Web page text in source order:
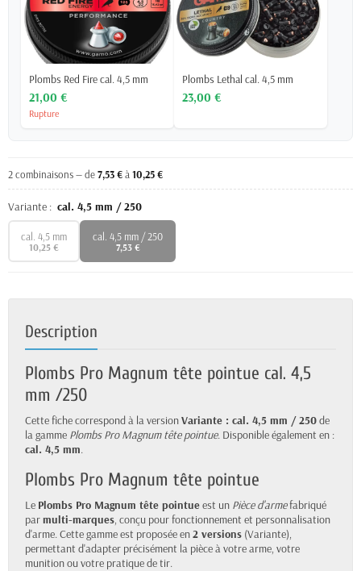
Plombs Red Fire cal. 4,5 mm
21,00 €
Rupture
Plombs Lethal cal. 4,5 mm
23,00 €
2 combinaisons — de7,53 €à 10,25 €
Variante : cal. 4,5 mm / 250
cal. 4,5 mm
10,25 €
cal. 4,5 mm / 250
7,53 €
Description
Plombs Pro Magnum tête pointue cal. 4,5
mm /250
Cette fiche correspond à la versionVariante : cal. 4,5 mm / 250de
la gamme Plombs Pro Magnum tête pointue. Disponible également en :
cal. 4,5 mm.
Plombs Pro Magnum tête pointue
Le Plombs Pro Magnum tête pointueest un Pièce d'armefabriqué
parmulti-marques, conçu pour fonctionnement et personnalisation
d'arme. Cette gamme est proposée en2 versions (Variante),
permettant d'adapter précisément la pièce à votre arme, votre
munition ou votre pratique de tir.